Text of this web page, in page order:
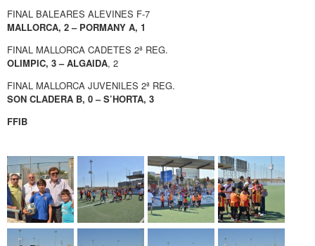
FINAL BALEARES ALEVINES F-7
MALLORCA, 2 – PORMANY A, 1
FINAL MALLORCA CADETES 2ª REG.
OLIMPIC, 3 – ALGAIDA, 2
FINAL MALLORCA JUVENILES 2ª REG.
SON CLADERA B, 0 – S’HORTA, 3
FFIB